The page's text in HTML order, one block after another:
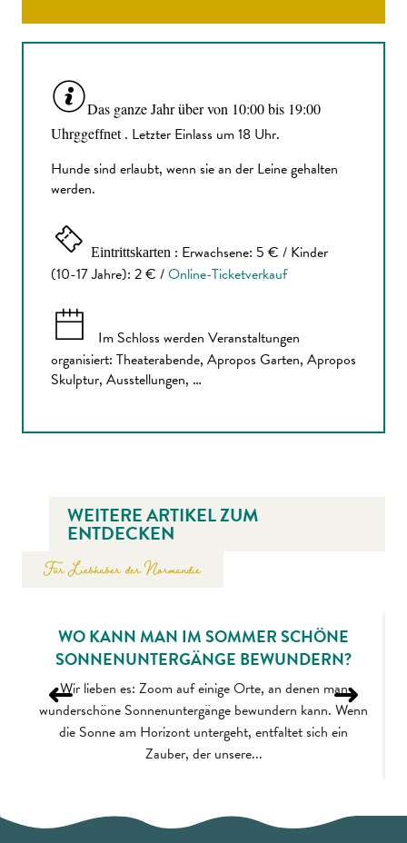
Das ganze Jahr über von 10:00 bis 19:00
Uhrggeffnet . Letzter Einlass um 18 Uhr.
Hunde sind erlaubt, wenn sie an der Leine gehalten
werden.
Eintrittskarten : Erwachsene: 5 € / Kinder
(10-17 Jahre): 2 € /Online-Ticketverkauf
Im Schloss werden Veranstaltungen
organisiert: Theaterabende, Apropos Garten, Apropos
Skulptur, Ausstellungen, …
WEITERE ARTIKEL ZUM
ENTDECKEN
Für Liebhaber der Normandie
WO KANN MAN IM SOMMER SCHÖNE
SONNENUNTERGÄNGE BEWUNDERN?
Wir lieben es: Zoom auf einige Orte, an denen man
wunderschöne Sonnenuntergänge bewundern kann. Wenn
die Sonne am Horizont untergeht, entfaltet sich ein
Zauber, der unsere...